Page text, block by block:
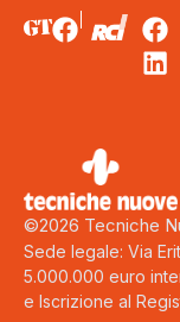
©2026 Tecniche
Sede legale: Via
5.000.000 euro
e Iscrizione al